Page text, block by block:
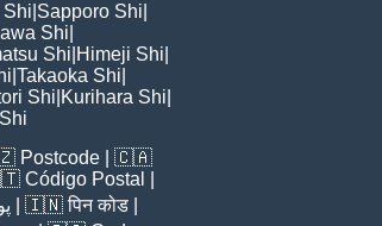
Shi Sapporo Shi
Shi
Shi Himeji Shi
Takaoka Shi
Shi Kurihara Shi
Postcode | 🇨🇦
Código Postal
| 🇮🇳पिन कोड